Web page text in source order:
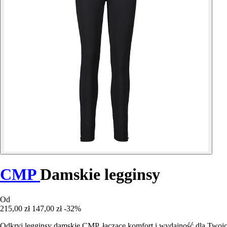
CMPDamskie legginsy
Od
215,00 zł 147,00 zł -32%